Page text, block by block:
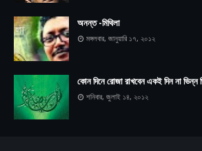
অনন্ত -মিথিলা
মঙ্গলবার, জানুয়ারি ১৭, ২০১২
কোন দিনে রোজা রাখবেন একই দিন না ভিন্ন
শনিবার, জুলাই ১৪, ২০১২